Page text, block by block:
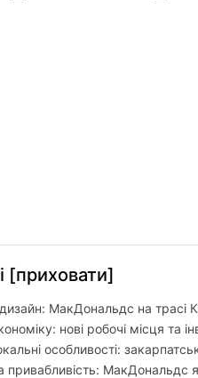
[приховати]
МакДональдс на трасі
нові робочі місця та
особливості:
привабливість: МакДональдс